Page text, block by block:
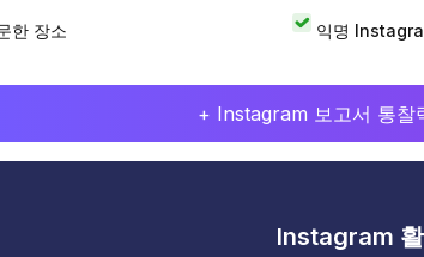
한 장소 익명
+ Instagram 보고서 통찰
Instagram